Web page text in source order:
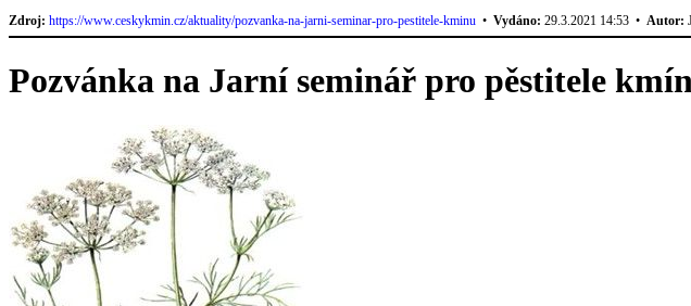
Zdroj: https://www.ceskykmin.cz/aktuality/pozvanka-na-jarni-seminar-pro-pestitele-kminu • Vydáno: 29.3.2021 14:53 • Autor:
Pozvánka na Jarní seminář pro pěstitele